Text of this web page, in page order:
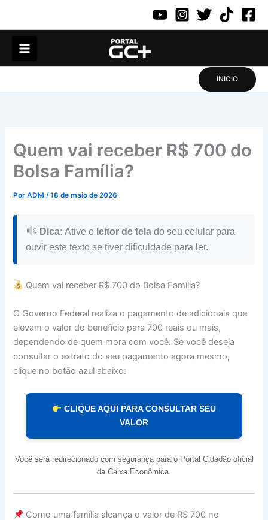
conteúdo
INICIO
Quem vai receber R$ 700 do
Bolsa Família?
PorADM/18 de maio de 2026
Dica: Ative o leitor de telado seu celular para
ouvir este texto se tiver dificuldade para ler.
Quem vai receber R$ 700 do Bolsa Família?
O Governo Federal realiza o pagamento de adicionais que
elevam o valor do benefício para 700 reais ou mais,
dependendo de quem mora com você. Se você deseja
consultar o extrato do seu pagamento agora mesmo,
clique no botão azul abaixo:
CLIQUE AQUI PARA CONSULTAR SEU
VALOR
Você será redirecionado com segurança para o Portal Cidadão oficial
da Caixa Econômica.
Como uma família alcança o valor de R$ 700 no